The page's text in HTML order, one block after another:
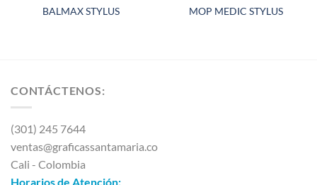
BALMAX STYLUS MOP MEDIC STYLUS
CONTÁCTENOS:
(301) 245 7644
ventas@graficassantamaria.co
Cali - Colombia
Horarios de Atención: